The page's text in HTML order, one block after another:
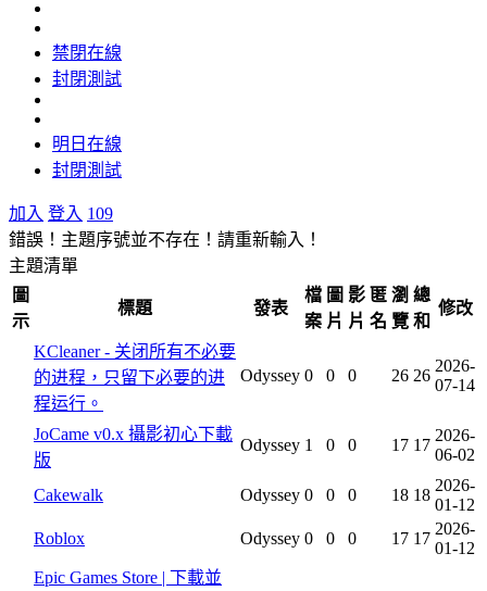
禁閉在線
封閉測試
明日在線
封閉測試
加入 登入 109
錯誤！主題序號並不存在！請重新輸入！
主題清單
圖
示
標題 發表
檔
案
圖
片
影
片
匿
名
瀏
覽
總
和
修改
KCleaner - 关闭所有不必要
的进程，只留下必要的进
程运行。
Odyssey 0 0 0 26 26
2026-
07-14
JoCame v0.x 攝影初心下載
版
Odyssey 1 0 0 17 17
2026-
06-02
Cakewalk Odyssey 0 0 0 18 18
2026-
01-12
Roblox
Odyssey 0 0 0 17 17
2026-
01-12
Epic Games Store | 下載並